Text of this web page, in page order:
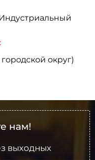
округ)
нам!
выходных